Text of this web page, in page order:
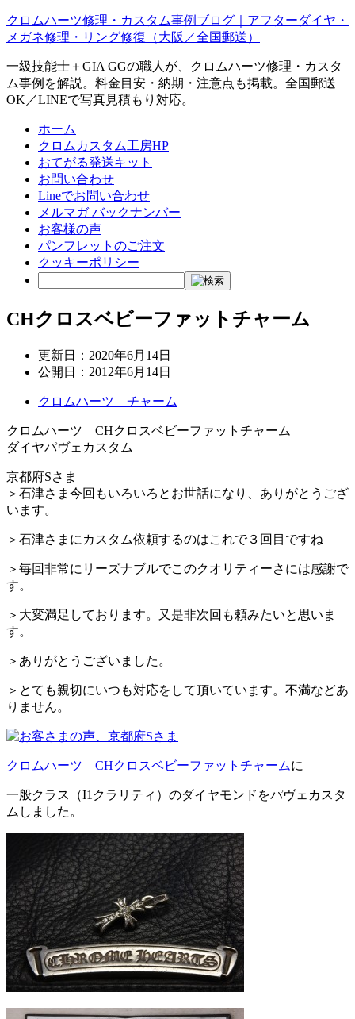
クロムハーツ修理・カスタム事例ブログ｜アフターダイヤ・
メガネ修理・リング修復（大阪／全国郵送）
一級技能士＋GIA GGの職人が、クロムハーツ修理・カスタ
ム事例を解説。料金目安・納期・注意点も掲載。全国郵送
OK／LINEで写真見積もり対応。
ホーム
クロムカスタム工房HP
おてがる発送キット
お問い合わせ
Lineでお問い合わせ
メルマガ バックナンバー
お客様の声
パンフレットのご注文
クッキーポリシー
CHクロスベビーファットチャーム
更新日： 2020年6月14日
公開日： 2012年6月14日
クロムハーツ チャーム
クロムハーツ CHクロスベビーファットチャーム
ダイヤパヴェカスタム
京都府Sさま
＞石津さま今回もいろいろとお世話になり、ありがとうござ
います。
＞石津さまにカスタム依頼するのはこれで３回目ですね
＞毎回非常にリーズナブルでこのクオリティーさには感謝で
す。
＞大変満足しております。又是非次回も頼みたいと思いま
す。
＞ありがとうございました。
＞とても親切にいつも対応をして頂いています。不満などあ
りません。
クロムハーツ CHクロスベビーファットチャームに
一般クラス（I1クラリティ）のダイヤモンドをパヴェカスタ
ムしました。